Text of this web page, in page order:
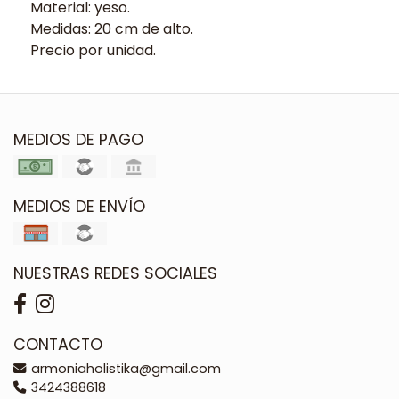
Material: yeso.
Medidas: 20 cm de alto.
Precio por unidad.
MEDIOS DE PAGO
MEDIOS DE ENVÍO
NUESTRAS REDES SOCIALES
CONTACTO
armoniaholistika@gmail.com
3424388618